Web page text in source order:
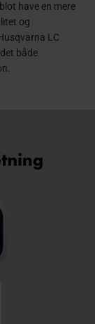
have en mere
og
LC
både